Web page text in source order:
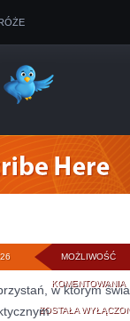
MOŻLIWOŚĆ
KOMENTOWANIA
I
ZOSTAŁA
w którym